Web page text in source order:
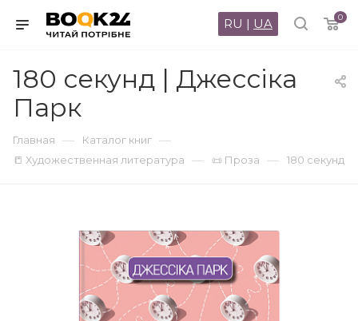
0
RU | UA
180 секунд | Джессіка
Парк
Главная — Каталог книг —
📒 Художественная литература — 📜 Проза — 180 секунд